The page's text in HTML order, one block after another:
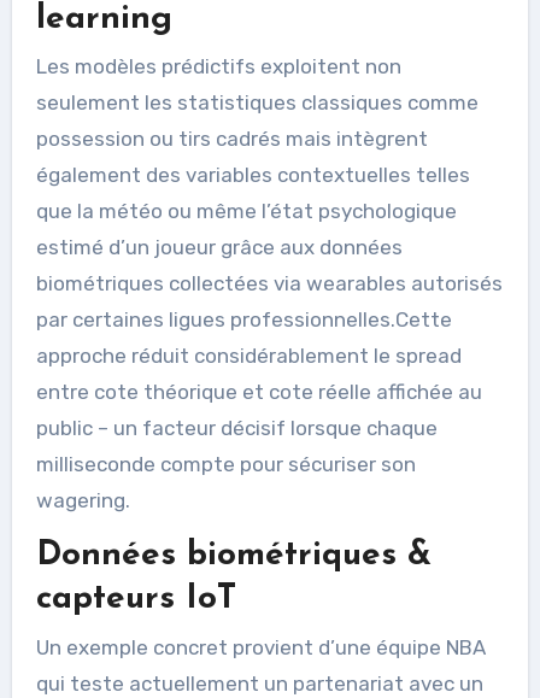
learning
Les modèles prédictifs exploitent non
seulement les statistiques classiques comme
possession ou tirs cadrés mais intègrent
également des variables contextuelles telles
que la météo ou même l’état psychologique
estimé d’un joueur grâce aux données
biométriques collectées via wearables autorisés
par certaines ligues professionnelles.Cette
approche réduit considérablement le spread
entre cote théorique et cote réelle affichée au
public – un facteur décisif lorsque chaque
milliseconde compte pour sécuriser son
wagering.
Données biométriques &
capteurs IoT
Un exemple concret provient d’une équipe NBA
qui teste actuellement un partenariat avec un